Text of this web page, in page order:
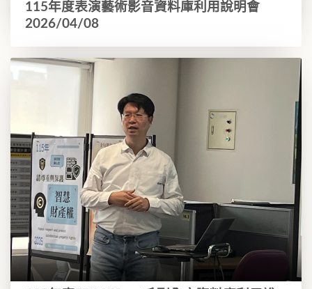
115年度表演藝術影音資料庫利用說明會
2026/04/08